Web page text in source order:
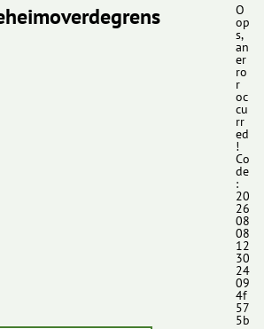
O
op
s,
an
er
ro
r
oc
cu
rr
ed
!
Co
de
:
20
26
08
08
12
30
24
09
4f
57
5b